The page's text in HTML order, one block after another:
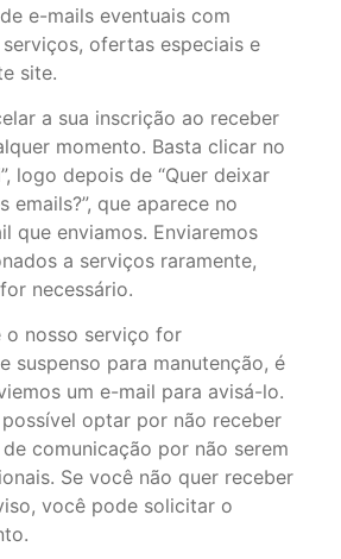
e-mails eventuais com
ofertas especiais e
site.
a sua inscrição ao receber
momento. Basta clicar no
logo depois de “Quer deixar
emails?”, que aparece no
que enviamos. Enviaremos
a serviços raramente,
necessário.
o nosso serviço for
suspenso para manutenção, é
um e-mail para avisá-lo.
optar por não receber
comunicação por não serem
Se você não quer receber
você pode solicitar o